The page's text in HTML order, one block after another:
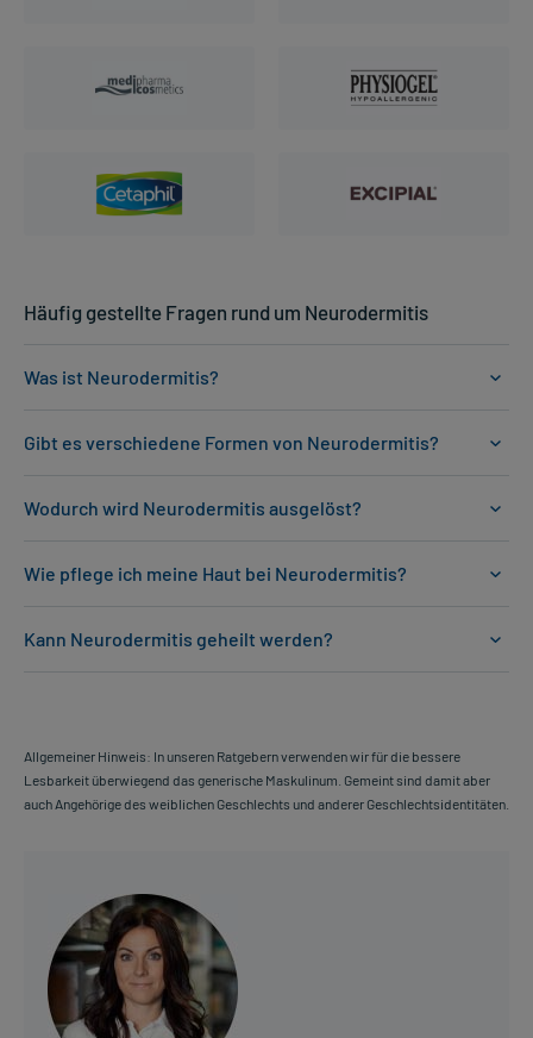
Häufig gestellte Fragen rund um Neurodermitis
Was ist Neurodermitis?
Gibt es verschiedene Formen von Neurodermitis?
Wodurch wird Neurodermitis ausgelöst?
Wie pflege ich meine Haut bei Neurodermitis?
Kann Neurodermitis geheilt werden?
Allgemeiner Hinweis: In unseren Ratgebern verwenden wir für die bessere
Lesbarkeit überwiegend das generische Maskulinum. Gemeint sind damit aber
auch Angehörige des weiblichen Geschlechts und anderer Geschlechtsidentitäten.